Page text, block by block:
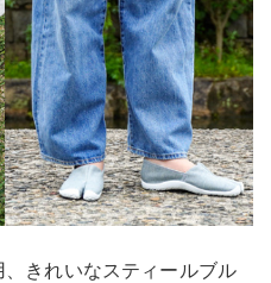
きれいなスティールブル